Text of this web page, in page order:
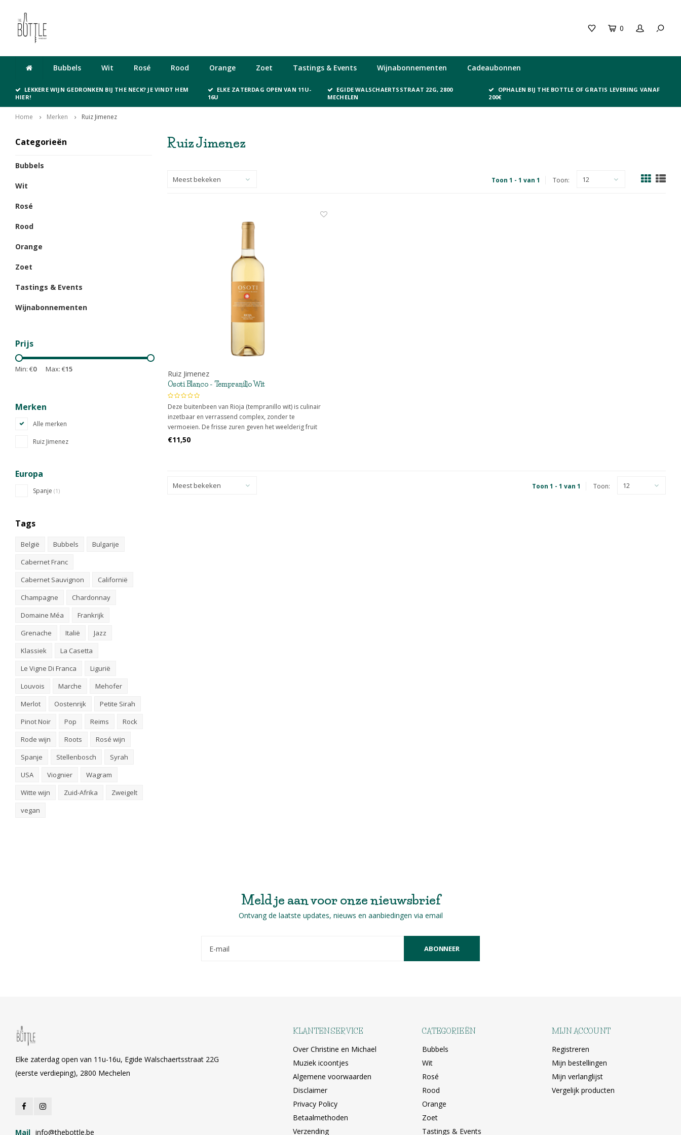
0
Bubbels Wit Rosé Rood Orange Zoet Tastings & Events Wijnabonnementen Cadeaubonnen
LEKKERE WIJN GEDRONKEN BIJ THE NECK? JE VINDT HEM
HIER!
ELKE ZATERDAG OPEN VAN 11U-
16U
EGIDE WALSCHAERTSSTRAAT 22G, 2800
MECHELEN
OPHALEN BIJ THE BOTTLE OF GRATIS LEVERING VANAF
200€
Home Merken Ruiz Jimenez
Categorieën
Bubbels
Wit
Rosé
Rood
Orange
Zoet
Tastings & Events
Wijnabonnementen
Prijs
Min: €0 Max: €15
Merken
Alle merken
Ruiz Jimenez
Europa
Spanje (1)
Tags
België Bubbels
Bulgarije
Cabernet Franc
Cabernet Sauvignon
Californië
Champagne
Chardonnay
Domaine Méa
Frankrijk
Grenache
Italië
Jazz
Klassiek
La Casetta
Le Vigne Di Franca
Ligurië
Louvois
Marche
Mehofer
Merlot
Oostenrijk
Petite Sirah
Pinot Noir
Pop Reims
Rock
Rode wijn
Roots
Rosé wijn
Spanje
Stellenbosch
Syrah
USA
Viognier
Wagram
Witte wijn
Zuid-Afrika
Zweigelt
vegan
Ruiz Jimenez
Meest bekeken Toon 1 - 1 van 1 Toon: 12
Ruiz Jimenez
Osoti Blanco - Tempranillo Wit
Deze buitenbeen van Rioja (tempranillo wit) is culinair
inzetbaar en verrassend complex, zonder te
vermoeien. De frisse zuren geven het weelderig fruit
meer diepgang en de zijdezachte smaak maakt het
€11,50
Meest bekeken Toon 1 - 1 van 1 Toon: 12
Meld je aan voor onze nieuwsbrief
Ontvang de laatste updates, nieuws en aanbiedingen via email
ABONNEER
Elke zaterdag open van 11u-16u, Egide Walschaertsstraat 22G
(eerste verdieping), 2800 Mechelen
Mail info@thebottle.be
KLANTENSERVICE
Over Christine en Michael
Muziek icoontjes
Algemene voorwaarden
Disclaimer
Privacy Policy
Betaalmethoden
Verzending
CATEGORIEËN
Bubbels
Wit
Rosé
Rood
Orange
Zoet
Tastings & Events
MIJN ACCOUNT
Registreren
Mijn bestellingen
Mijn verlanglijst
Vergelijk producten